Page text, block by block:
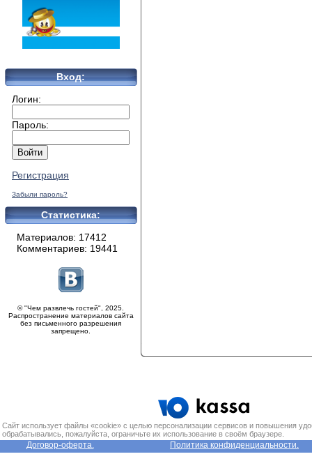
Вход:
Логин:
Пароль:
Регистрация
Забыли пароль?
Статистика:
Материалов: 17412
Комментариев: 19441
© "Чем развлечь гостей", 2025.
Распространение материалов сайта
без письменного разрешения
запрещено.
Сайт использует файлы «cookie» с целью персонализации сервисов и повышения
обрабатывались, пожалуйста, ограничьте их использование в своём браузере.
Договор-оферта. Политика конфиденциальности.